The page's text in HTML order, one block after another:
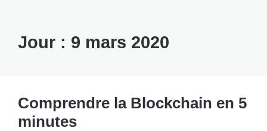
Jour : 9 mars 2020
Comprendre la Blockchain en 5
minutes